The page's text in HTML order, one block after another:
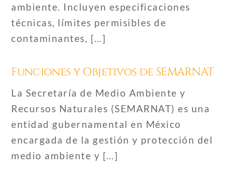
ambiente. Incluyen especificaciones
técnicas, límites permisibles de
contaminantes, […]
Funciones y Objetivos de SEMARNAT
La Secretaría de Medio Ambiente y
Recursos Naturales (SEMARNAT) es una
entidad gubernamental en México
encargada de la gestión y protección del
medio ambiente y […]